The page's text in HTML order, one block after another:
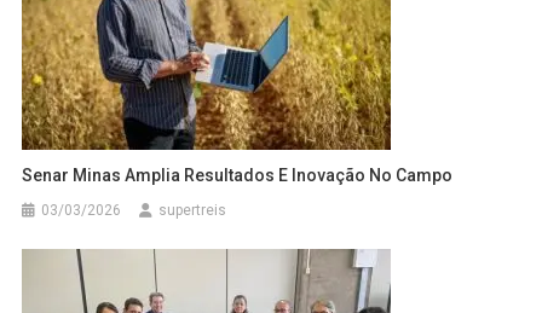
Senar Minas Amplia Resultados E Inovação No Campo
03/03/2026 supertreis